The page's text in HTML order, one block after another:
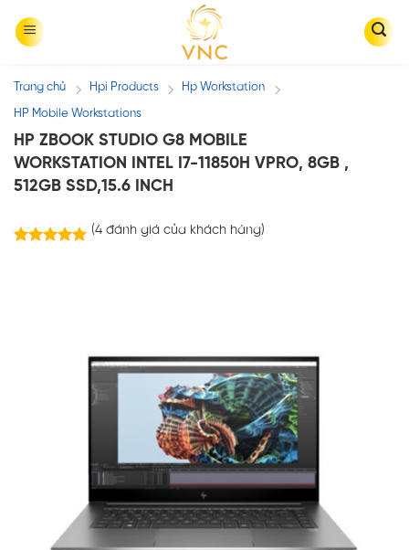
Trang chủ / Hpi Products / Hp Workstation /
HP Mobile Workstations
HP ZBOOK STUDIO G8 MOBILE
WORKSTATION INTEL I7-11850H VPRO, 8GB ,
512GB SSD,15.6 INCH
(4đánh giá của khách hàng)